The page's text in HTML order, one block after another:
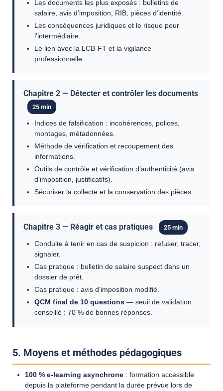
Les documents les plus exposés : bulletins de
salaire, avis d’imposition, RIB, pièces d’identité.
Les conséquences juridiques et le risque pour
l’intermédiaire.
Le lien avec la LCB-FT et la vigilance
professionnelle.
Chapitre 2 — Détecter et contrôler les documents
25 min
Indices de falsification : incohérences, polices,
montages, métadonnées.
Méthode de vérification et recoupement des
informations.
Outils de contrôle et vérification d’authenticité (avis
d’imposition, justificatifs).
Sécuriser la collecte et la conservation des pièces.
Chapitre 3 — Réagir et cas pratiques 25 min
Conduite à tenir en cas de suspicion : refuser, tracer,
signaler.
Cas pratique : bulletin de salaire suspect dans un
dossier de prêt.
Cas pratique : avis d’imposition modifié.
QCM final de 10 questions — seuil de validation
conseillé : 70 % de bonnes réponses.
5. Moyens et méthodes pédagogiques
100 % e-learning asynchrone : formation accessible
depuis la plateforme pendant la durée prévue lors de